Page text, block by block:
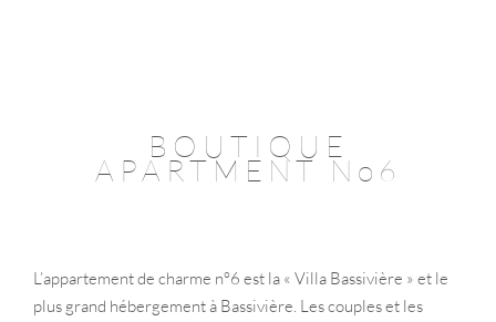
BOUTIQUE
APARTMENT No6
L’appartement de charme n°6 est la « Villa Bassivière » et le
plus grand hébergement à Bassivière. Les couples et les